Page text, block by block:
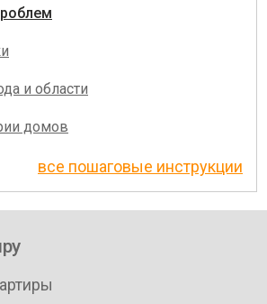
и области
домов
все пошаговые инструкции